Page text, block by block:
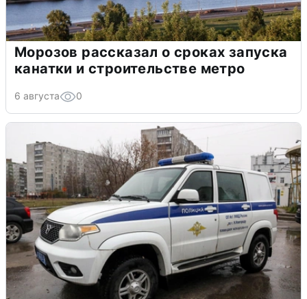
Морозов рассказал о сроках запуска
канатки и строительстве метро
6 августа 0